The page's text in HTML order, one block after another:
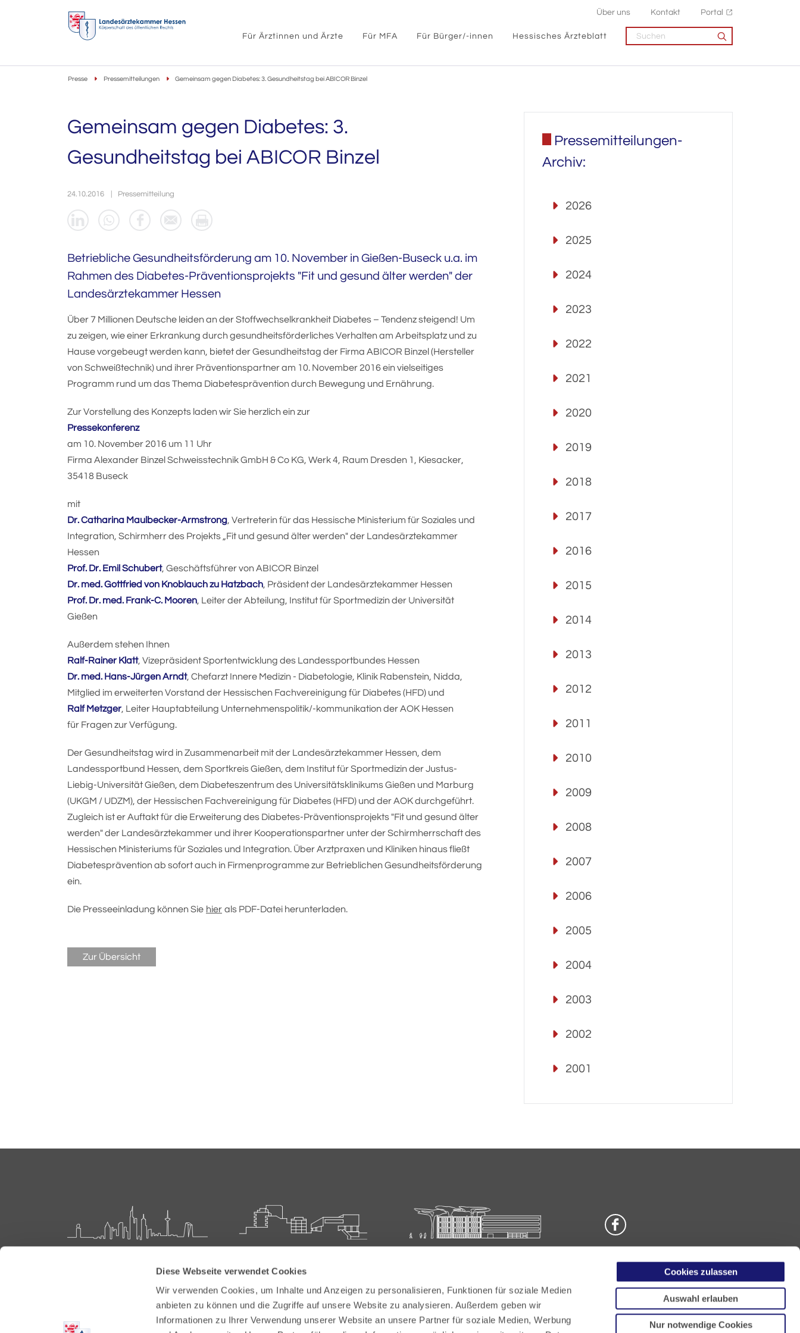
Diese Webseite verwendet Cookies
Wir verwenden Cookies, um Inhalte und Anzeigen zu personalisieren, Funktionen für soziale Medien
anbieten zu können und die Zugriffe auf unsere Website zu analysieren. Außerdem geben wir
Informationen zu Ihrer Verwendung unserer Website an unsere Partner für soziale Medien, Werbung
Cookies zulassen
Auswahl erlauben
Nur notwendige Cookies
Über uns Kontakt Portal
Für Ärztinnen und Ärzte Für MFA Für Bürger/-innen Hessisches Ärzteblatt
Presse Pressemitteilungen Gemeinsam gegen Diabetes: 3. Gesundheitstag bei ABICOR Binzel
Gemeinsam gegen Diabetes: 3.
Gesundheitstag bei ABICOR Binzel
24.10.2016 Pressemitteilung
Betriebliche Gesundheitsförderung am 10. November in Gießen-Buseck u.a. im
Rahmen des Diabetes-Präventionsprojekts "Fit und gesund älter werden" der
Landesärztekammer Hessen
Über 7 Millionen Deutsche leiden an der Stoffwechselkrankheit Diabetes – Tendenz steigend! Um
zu zeigen, wie einer Erkrankung durch gesundheitsförderliches Verhalten am Arbeitsplatz und zu
Hause vorgebeugt werden kann, bietet der Gesundheitstag der Firma ABICOR Binzel (Hersteller
von Schweißtechnik) und ihrer Präventionspartner am 10. November 2016 ein vielseitiges
Programm rund um das Thema Diabetesprävention durch Bewegung und Ernährung.
Zur Vorstellung des Konzepts laden wir Sie herzlich ein zur
Pressekonferenz
am 10. November 2016 um 11 Uhr
Firma Alexander Binzel Schweisstechnik GmbH & Co KG, Werk 4, Raum Dresden 1, Kiesacker,
35418 Buseck
mit
Dr. Catharina Maulbecker-Armstrong, Vertreterin für das Hessische Ministerium für Soziales und
Integration, Schirmherr des Projekts „Fit und gesund älter werden" der Landesärztekammer
Hessen
Prof. Dr. Emil Schubert, Geschäftsführer von ABICOR Binzel
Dr. med. Gottfried von Knoblauch zu Hatzbach, Präsident der Landesärztekammer Hessen
Prof. Dr. med. Frank-C. Mooren, Leiter der Abteilung, Institut für Sportmedizin der Universität
Gießen
Außerdem stehen Ihnen
Ralf-Rainer Klatt, Vizepräsident Sportentwicklung des Landessportbundes Hessen
Dr. med. Hans-Jürgen Arndt, Chefarzt Innere Medizin - Diabetologie, Klinik Rabenstein, Nidda,
Mitglied im erweiterten Vorstand der Hessischen Fachvereinigung für Diabetes (HFD) und
Ralf Metzger, Leiter Hauptabteilung Unternehmenspolitik/-kommunikation der AOK Hessen
für Fragen zur Verfügung.
Der Gesundheitstag wird in Zusammenarbeit mit der Landesärztekammer Hessen, dem
Landessportbund Hessen, dem Sportkreis Gießen, dem Institut für Sportmedizin der Justus-
Liebig-Universität Gießen, dem Diabeteszentrum des Universitätsklinikums Gießen und Marburg
(UKGM / UDZM), der Hessischen Fachvereinigung für Diabetes (HFD) und der AOK durchgeführt.
Zugleich ist er Auftakt für die Erweiterung des Diabetes-Präventionsprojekts "Fit und gesund älter
werden" der Landesärztekammer und ihrer Kooperationspartner unter der Schirmherrschaft des
Hessischen Ministeriums für Soziales und Integration. Über Arztpraxen und Kliniken hinaus fließt
Diabetesprävention ab sofort auch in Firmenprogramme zur Betrieblichen Gesundheitsförderung
ein.
Die Presseeinladung können Sie hier als PDF-Datei herunterladen.
Zur Übersicht
Pressemitteilungen-
Archiv:
2026
2025
2024
2023
2022
2021
2020
2019
2018
2017
2016
2015
2014
2013
2012
2011
2010
2009
2008
2007
2006
2005
2004
2003
2002
2001
Postfach 60 05 66
Carl-Oelemann-Weg 5
Carl-Oelemann-Weg 5